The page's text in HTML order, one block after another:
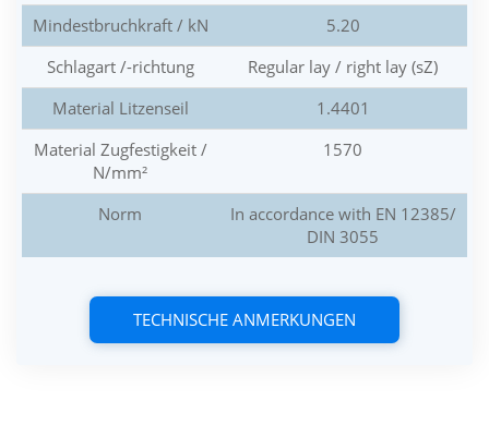
Mindestbruchkraft / kN
5.20
Schlagart /-richtung
Regular lay / right lay (sZ)
Material Litzenseil
1.4401
Material Zugfestigkeit /
N/mm²
1570
Norm
In accordance with EN 12385/
DIN 3055
TECHNISCHE ANMERKUNGEN